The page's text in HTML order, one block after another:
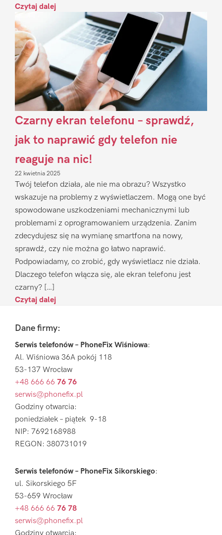
Czytaj dalej
Czarny ekran telefonu – sprawdź,
jak to naprawić gdy telefon nie
reaguje na nic!
22 kwietnia 2025
Twój telefon działa, ale nie ma obrazu? Wszystko
wskazuje na problemy z wyświetlaczem. Mogą one być
spowodowane uszkodzeniami mechanicznymi lub
problemami z oprogramowaniem urządzenia. Zanim
zdecydujesz się na wymianę smartfona na nowy,
sprawdź, czy nie można go łatwo naprawić.
Podpowiadamy, co zrobić, gdy wyświetlacz nie działa.
Dlaczego telefon włącza się, ale ekran telefonu jest
czarny? […]
Czytaj dalej
FooterDane firmy:
Serwis telefonów – PhoneFix Wiśniowa:
Al. Wiśniowa 36A pokój 118
53-137 Wrocław
+48 666 66 76 76
serwis@phonefix.pl
Godziny otwarcia:
poniedziałek – piątek 9-18
NIP: 7692168988
REGON: 380731019
Serwis telefonów – PhoneFix Sikorskiego:
ul. Sikorskiego 5F
53-659 Wrocław
+48 666 66 76 78
serwis@phonefix.pl